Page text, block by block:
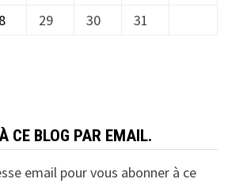
29 30 31
CE BLOG PAR EMAIL.
email pour vous abonner à ce